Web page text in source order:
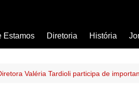
Estamos Diretoria História
Valéria Tardioli participa de